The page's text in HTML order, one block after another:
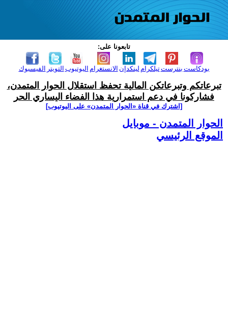
تابعونا على:
الفيسبوك التويتر اليوتيوب الانستغرام لينكدإن تيلكرامبنترست بودكاست
تبرعاتكم وتبرعاتكن المالية تحفظ استقلال الحوار المتمدن،
فشاركونا في دعم استمرارية هذا الفضاء اليساري الحر
[اشترك في قناة ‫«الحوار المتمدن» على اليوتيوب]
الحوار المتمدن - موبايل
الموقع الرئيسي